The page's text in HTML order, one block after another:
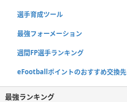
選手育成ツール
最強フォーメーション
週間FP選手ランキング
eFootballポイントのおすすめ交換先
最強ランキング